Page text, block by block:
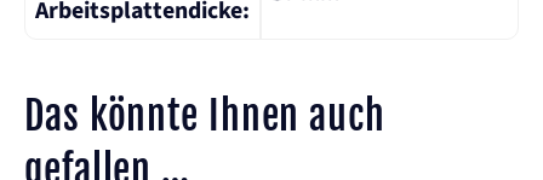
Arbeitsplattendicke:
Das könnte Ihnen auch
gefallen …